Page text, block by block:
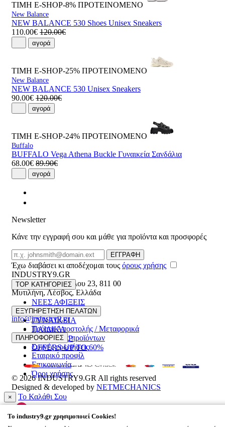
ΤΙΜΗ E-SHOP-8% ΠΡΟΤΕΙΝΟΜΕΝΟ
New Balance
NEW BALANCE 530 Shoes Unisex Sneakers
110.00€ 120.00€
αγορά
ΤΙΜΗ E-SHOP-25% ΠΡΟΤΕΙΝΟΜΕΝΟ
New Balance
NEW BALANCE 530 Unisex Sneakers
90.00€ 120.00€
αγορά
ΤΙΜΗ E-SHOP-24% ΠΡΟΤΕΙΝΟΜΕΝΟ
Buffalo
BUFFALO Vega Athena Buckle Γυναικεία Σανδάλια
68.00€ 89.90€
αγορά
Newsletter
Κάνε την εγγραφή σου και μάθε για προϊόντα και προσφορές
Email
ΕΓΓΡΑΦΗ
Έχω διαβάσει κι αποδέχομαι τους όρους χρήσης
INDUSTRY9.GR
Ελευθέριου Βενιζέλου 23, 811 00
Μυτιλήνη,Λέσβος,Ελλάδα
22510 55629
info@industry9.gr
TOP ΚΑΤΗΓΟΡΙΕΣ
ΝΕΕΣ ΑΦΙΞΕΙΣ
ΑΝΔΡΙΚΑ
ΓΥΝΑΙΚΕΙΑ
ΠΑΙΔΙΚΑ
ΑΞΕΣΟΥΑΡ
OFFERS UP TO 60%
ΕΞΥΠΗΡΕΤΗΣΗ ΠΕΛΑΤΩΝ
Τρόποι Αποστολής / Μεταφορικά
Επιστροφές προϊόντων
Συχνές ερωτήσεις
ΠΛΗΡΟΦΟΡΙΕΣ
Εταιρικό προφίλ
Επικοινωνία
Όροι χρήσης
© 2026INDUSTRY9.GR All rights reserved
Designed & developed by NETMECHANICS
× Το Καλάθι Σου
Βάλε κάτι στο καλάθι σου
To industry9.gr χρησιμοποιεί Cookies!